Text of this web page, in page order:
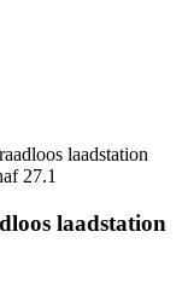
laadstation